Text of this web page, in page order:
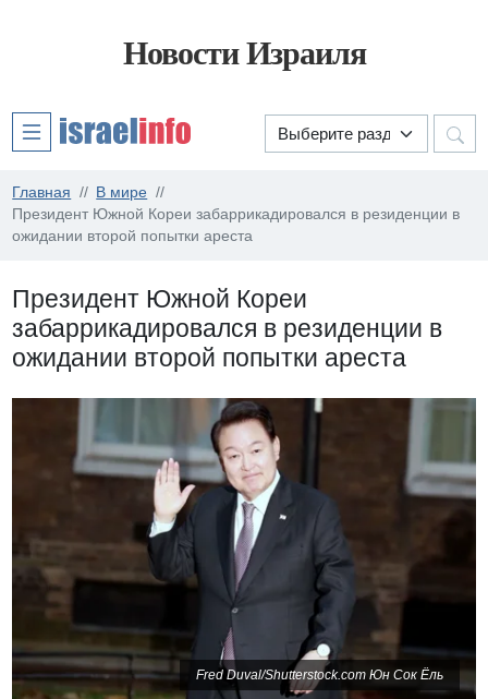
Новости Израиля
Главная
В мире
Президент Южной Кореи забаррикадировался в резиденции в
ожидании второй попытки ареста
Президент Южной Кореи
забаррикадировался в резиденции в
ожидании второй попытки ареста
Fred Duval/Shutterstock.com Юн Сок Ёль